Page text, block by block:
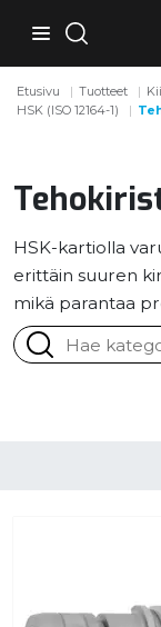
Etusivu Tuotteet
HSK (ISO 12164-1)
HSK-kartiolla
erittäin suuren
mikä parantaa